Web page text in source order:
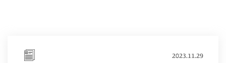
2023.11.29